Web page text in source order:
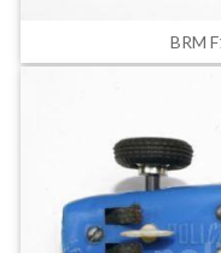
BRM